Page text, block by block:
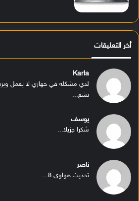
أخر التعليقات
Karla
لدي مشكله في جهازي لا يعمل
تشغ...
يوسف
شكرا جزيلا...
ناصر
تحديث هواوي 8...